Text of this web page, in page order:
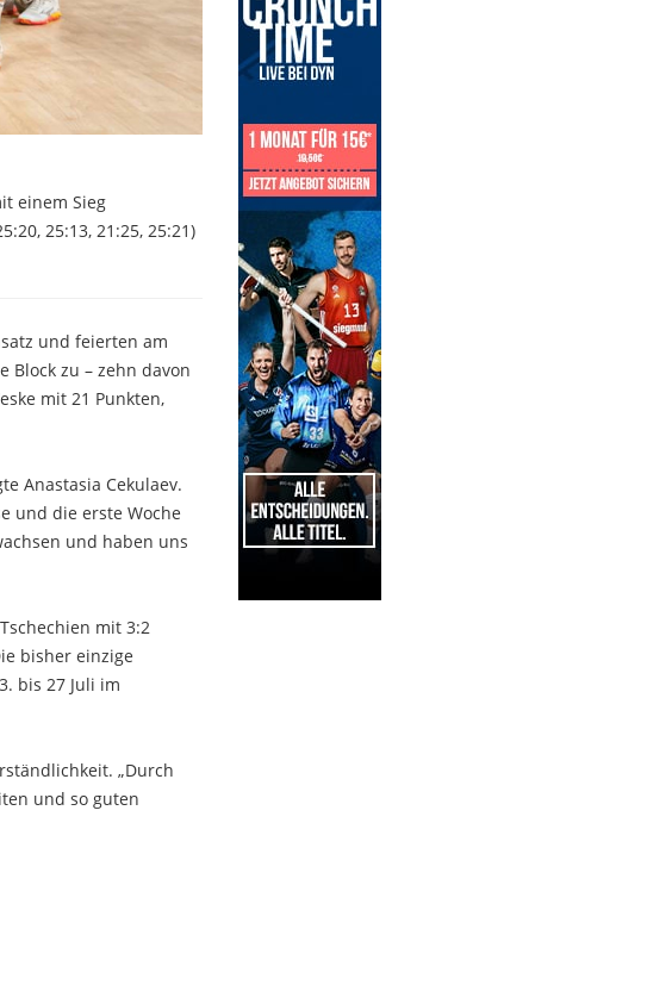
einem Sieg
25:13, 21:25, 25:21)
und feierten am
Block zu – zehn davon
mit 21 Punkten,
Anastasia Cekulaev.
und die erste Woche
und haben uns
mit 3:2
bisher einzige
bis 27 Juli im
„Durch
und so guten